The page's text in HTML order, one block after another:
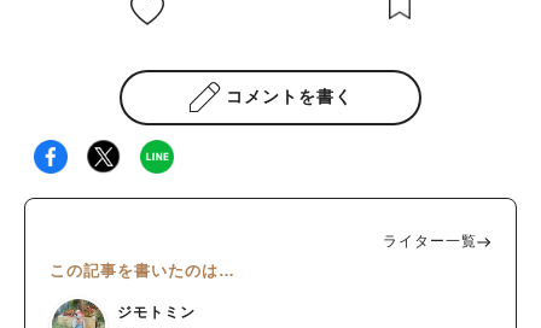
コメントを書く
ライター一覧
この記事を書いたのは…
ジモトミン